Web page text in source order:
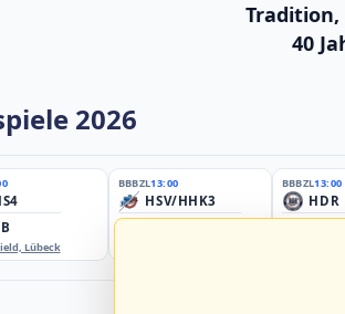
40
2026
Lübeck
BBBZL13:00
HSV/HHK3
BBBZL13:00
HDR